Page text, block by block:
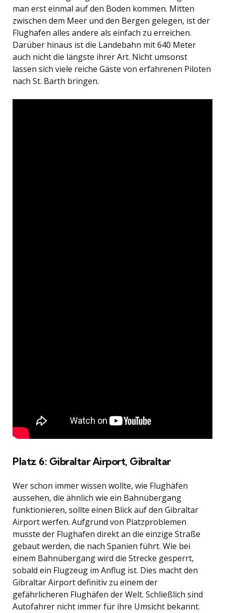
man erst einmal auf den Boden kommen. Mitten
zwischen dem Meer und den Bergen gelegen, ist der
Flughafen alles andere als einfach zu erreichen.
Darüber hinaus ist die Landebahn mit 640 Meter
auch nicht die längste ihrer Art. Nicht umsonst
lassen sich viele reiche Gäste von erfahrenen Piloten
nach St. Barth bringen.
Platz 6: Gibraltar Airport, Gibraltar
Wer schon immer wissen wollte, wie Flughäfen
aussehen, die ähnlich wie ein Bahnübergang
funktionieren, sollte einen Blick auf den Gibraltar
Airport werfen. Aufgrund von Platzproblemen
musste der Flughafen direkt an die einzige Straße
gebaut werden, die nach Spanien führt. Wie bei
einem Bahnübergang wird die Strecke gesperrt,
sobald ein Flugzeug im Anflug ist. Dies macht den
Gibraltar Airport definitiv zu einem der
gefährlicheren Flughäfen der Welt. Schließlich sind
Autofahrer nicht immer für ihre Umsicht bekannt.